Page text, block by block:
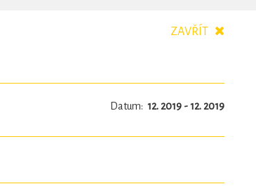
ZAVŘÍT
Datum: 12. 2019 - 12. 2019